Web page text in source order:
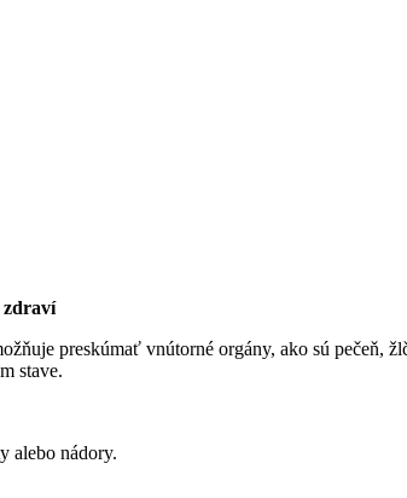
zdraví
preskúmať vnútorné orgány, ako sú
stave.
alebo nádory.